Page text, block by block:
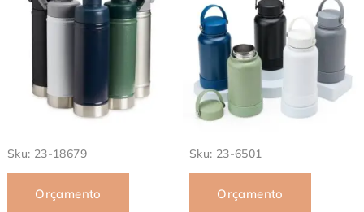
Sku: 23-18679
Orçamento
Sku: 23-6501
Orçamento